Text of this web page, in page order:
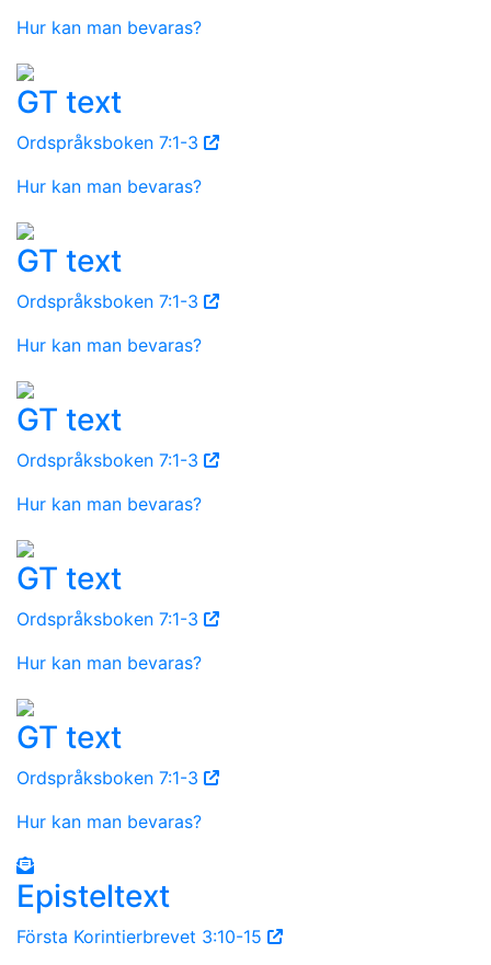
Hur kan man bevaras?
GT text
Ordspråksboken 7:1-3
Hur kan man bevaras?
GT text
Ordspråksboken 7:1-3
Hur kan man bevaras?
GT text
Ordspråksboken 7:1-3
Hur kan man bevaras?
GT text
Ordspråksboken 7:1-3
Hur kan man bevaras?
GT text
Ordspråksboken 7:1-3
Hur kan man bevaras?
Episteltext
Första Korintierbrevet 3:10-15